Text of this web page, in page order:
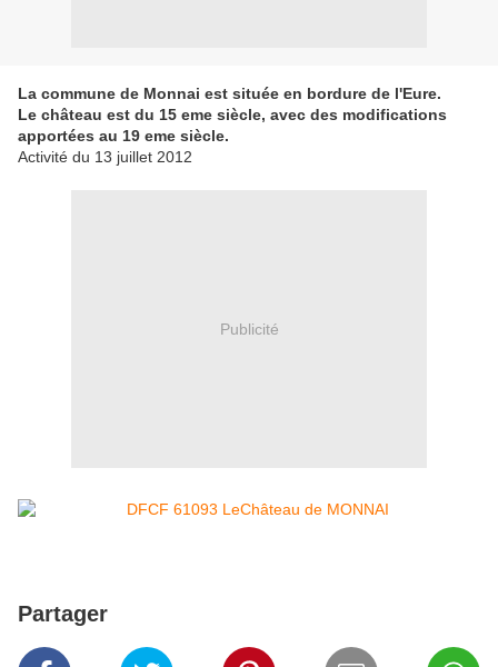
La commune de Monnai est située en bordure de l'Eure.
Le château est du 15 eme siècle, avec des modifications
apportées au 19 eme siècle.
Activité du 13 juillet 2012
Publicité
Partager